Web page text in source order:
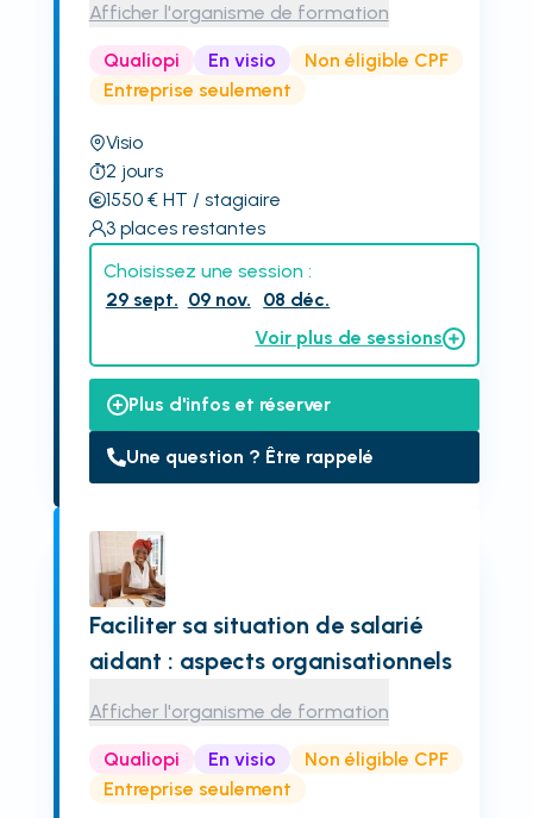
Afficher l'organisme de formation
Qualiopi En visio
Non éligible CPF
Entreprise seulement
Visio
2 jours
1550€ HT / stagiaire
3 places restantes
Choisissez une session :
29 sept. 09 nov.
08 déc.
Voir plus de sessions
Plus d'infos et réserver
Une question ? Être rappelé
Faciliter sa situation de salarié
aidant : aspects organisationnels
Afficher l'organisme de formation
Qualiopi En visio
Non éligible CPF
Entreprise seulement